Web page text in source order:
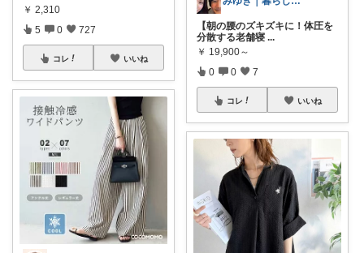
￥ 2,310
5 0 727
コレ いいね
【朝の腰のズキズキに！体圧を
分散する老舗寝 ...
￥ 19,900～
0 0 7
コレ いいね